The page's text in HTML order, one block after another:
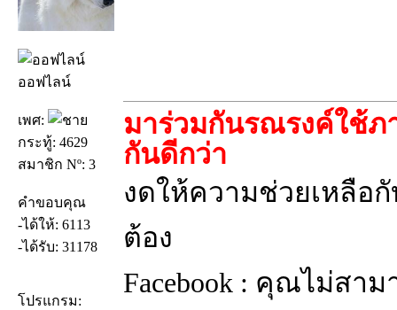
ออฟไลน์
เพศ:
กระทู้: 4629
สมาชิก Nº: 3
คำขอบคุณ
-ได้ให้: 6113
-ได้รับ: 31178
โปรแกรม:
มาร่วมกันรณรงค์ใช้ภ
กันดีกว่า
งดให้ความช่วยเหลือ
ต้อง
Facebook : คุณไม่สา